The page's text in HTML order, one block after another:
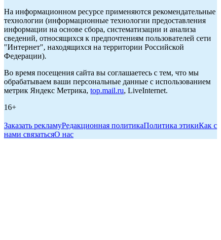
На информационном ресурсе применяются рекомендательные
технологии (информационные технологии предоставления
информации на основе сбора, систематизации и анализа
сведений, относящихся к предпочтениям пользователей сети
"Интернет", находящихся на территории Российской
Федерации).
Во время посещения сайта вы соглашаетесь с тем, что мы
обрабатываем ваши персональные данные с использованием
метрик Яндекс Метрика, top.mail.ru, LiveInternet.
16+
Заказать рекламуРедакционная политикаПолитика этикиКак с
нами связатьсяО нас